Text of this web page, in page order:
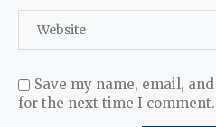
Save my name, email,
for the next time I comment.